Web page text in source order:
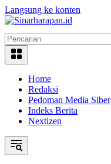
Langsung ke konten
Home
Redaksi
Pedoman Media Siber
Indeks Berita
Nextizen